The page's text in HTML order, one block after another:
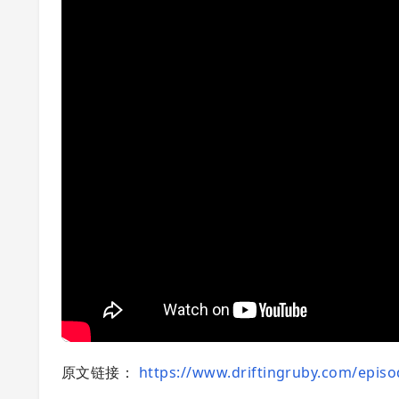
原文链接： https://www.driftingruby.com/